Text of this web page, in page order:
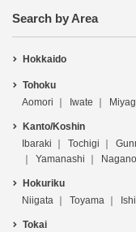
Search by Area
Hokkaido
Tohoku
Aomori
Iwate
Kanto/Koshin
Ibaraki
Tochigi
Yamanashi
Nagano
Hokuriku
Niigata
Toyama
Tokai